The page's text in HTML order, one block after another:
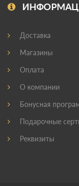
Доставка
Магазины
Оплата
О компании
Бонусная
Подарочные
Реквизиты